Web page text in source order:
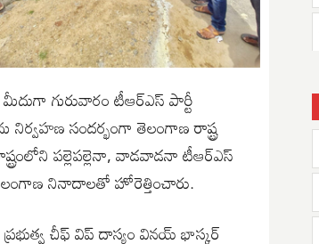
గురువారం టీఆర్ఎస్ పార్టీ
సందర్భంగా తెలంగాణ రాష్ట్ర
పల్లెపల్లెనా, వాడవాడనా టీఆర్ఎస్
నినాదాలతో హోరెత్తించారు.
చీఫ్ విప్ దాస్యం వినయ్ భాస్కర్